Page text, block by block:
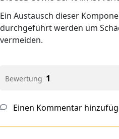
Ein Austausch dieser
durchgeführt werden um
vermeiden.
Bewertung 1
Einen Kommentar